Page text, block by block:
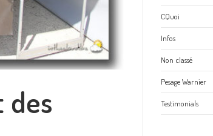
des
CQuoi
Infos
Non classé
Pesage Warnier
Testimonials